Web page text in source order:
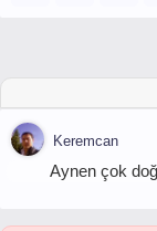
Keremcan
Aynen çok